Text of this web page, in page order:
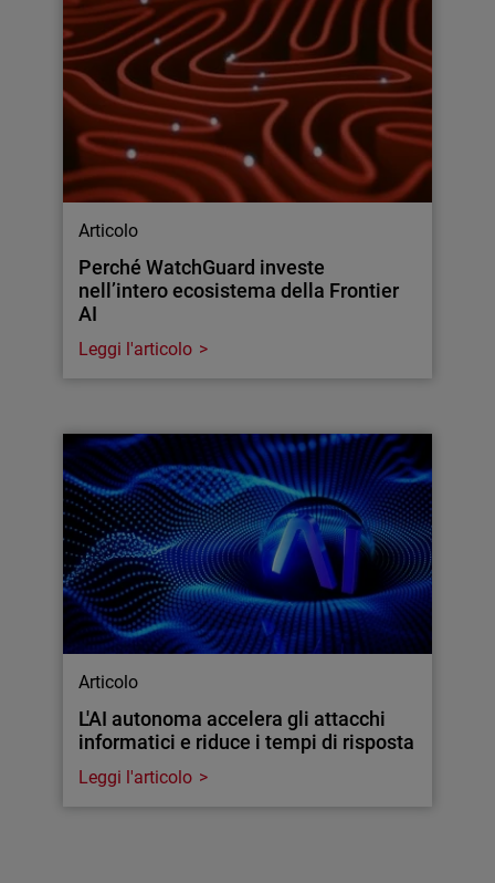
Articolo
Perché WatchGuard investe
nell’intero ecosistema della Frontier
AI
Leggi l'articolo
Articolo
L'AI autonoma accelera gli attacchi
informatici e riduce i tempi di risposta
Leggi l'articolo